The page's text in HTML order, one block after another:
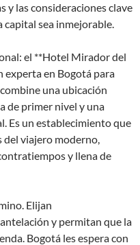
y las consideraciones clave
capital sea inmejorable.
el **Hotel Mirador del
experta en Bogotá para
una ubicación
de primer nivel y una
Es un establecimiento que
del viajero moderno,
y llena de
Elijan
y permitan que la
Bogotá les espera con